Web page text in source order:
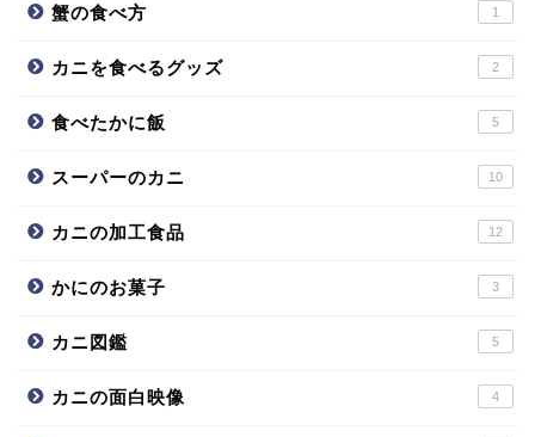
蟹の食べ方 1
カニを食べるグッズ 2
食べたかに飯 5
スーパーのカニ 10
カニの加工食品 12
かにのお菓子 3
カニ図鑑 5
カニの面白映像 4